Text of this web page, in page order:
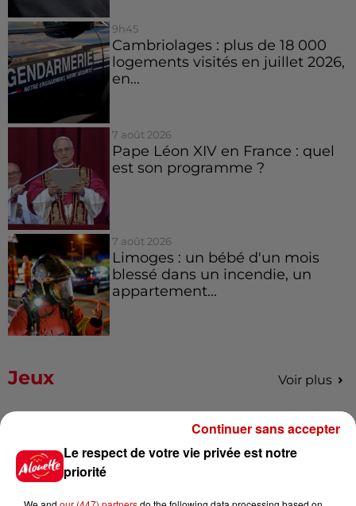
9h45
Cambriolages : plus de 18 000
logements visités en juillet 2026,
en...
7 août 2026
Pape Léon XIV en France : quel
est son programme ?
7 août 2026
Limoges : un bébé d'un mois
blessé dans un incendie, un
appartement...
Jeux Voir plus
Gagnez vos places pour le
festival Marché Gourmand 2026
à Coulon !
Le respect de votre vie privée est notre
priorité
Continuer sans accepter